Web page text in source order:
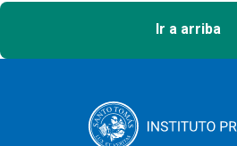
Ir a arriba